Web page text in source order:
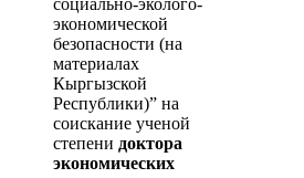
экономической
безопасности (на
материалах
Кыргызской
Республики)” на
соискание ученой
степени доктора
экономических